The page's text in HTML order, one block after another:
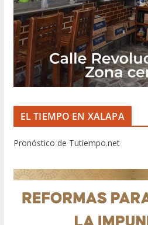
EL TIEMPO EN XALAPA
Pronóstico de Tutiempo.net